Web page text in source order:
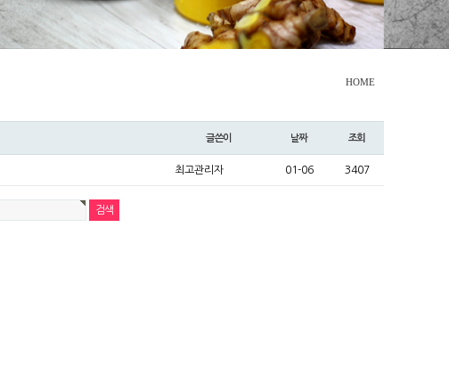
HOME
글쓴이 날짜 조회
최고관리자 01-06 3407